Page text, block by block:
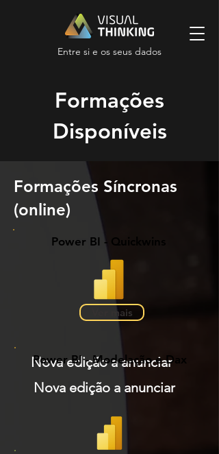
Entre si e os seus dados
Formações
Disponíveis
Formações Síncronas
(online)
Power BI - Quickwins
Ver mais
Nova edição a anunciar
Power BI - Modelação e Dax
Nova edição a anunciar